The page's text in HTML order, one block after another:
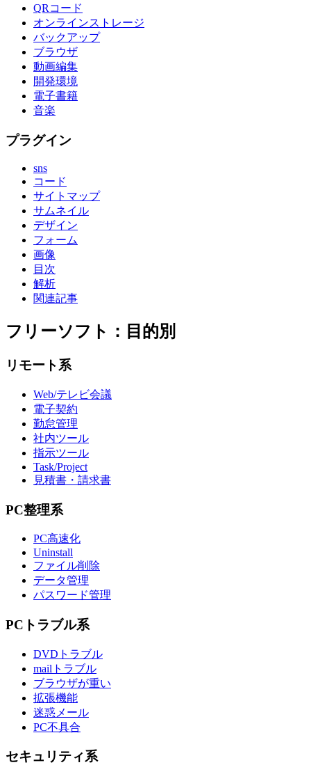
QRコード
オンラインストレージ
バックアップ
ブラウザ
動画編集
開発環境
電子書籍
音楽
プラグイン
sns
コード
サイトマップ
サムネイル
デザイン
フォーム
画像
目次
解析
関連記事
フリーソフト：目的別
リモート系
Web/テレビ会議
電子契約
勤怠管理
社内ツール
指示ツール
Task/Project
見積書・請求書
PC整理系
PC高速化
Uninstall
ファイル削除
データ管理
パスワード管理
PCトラブル系
DVDトラブル
mailトラブル
ブラウザが重い
拡張機能
迷惑メール
PC不具合
セキュリティ系